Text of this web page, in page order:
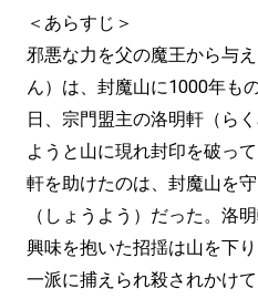
＜あらすじ＞
邪悪な力を父の魔王から与
ん）は、封魔山に1000年も
日、宗門盟主の洛明軒（ら
ようと山に現れ封印を破っ
軒を助けたのは、封魔山を
（しょうよう）だった。洛
興味を抱いた招揺は山を下
一派に捕えられ殺されかけ